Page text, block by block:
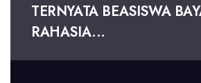
TERNYATA BEASISWA
RAHASIA...